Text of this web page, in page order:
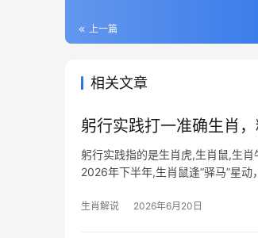
上一篇
相关文章
躬行实践打一准确生肖
躬行实践指的是生肖虎,生肖鼠,生
2026年下半年,生肖鼠逢“驿马”星
生肖解说 2026年6月20日